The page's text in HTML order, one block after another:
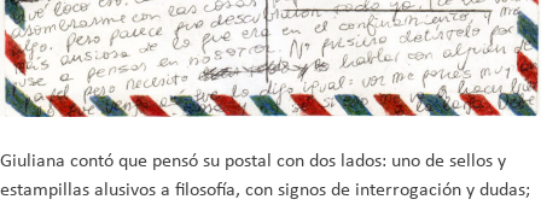
Giuliana contó que pensó su postal con dos lados: uno de sellos y
estampillas alusivos a filosofía, con signos de interrogación y dudas;